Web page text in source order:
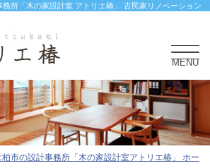
所「木の家設計室 アトリエ椿」 古民家リノベーション
MENU
市の設計事務所「木の家設計室アトリエ椿」 ホー